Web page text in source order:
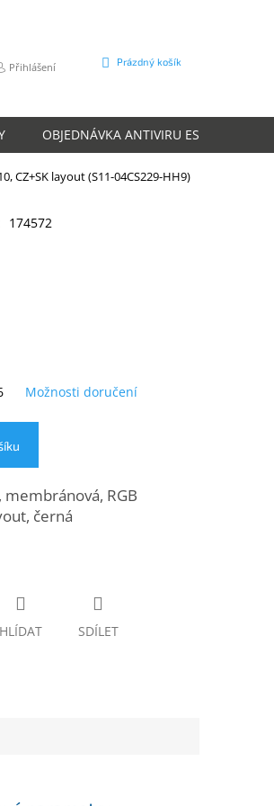
Přihlášení
NÁKUPNÍ
Prázdný košík
OBJEDNÁVKA ANTIVIRU ESET
CZ+SK layout (S11-04CS229-HH9)
174572
Možnosti doručení
RGB
černá
HLÍDAT SDÍLET